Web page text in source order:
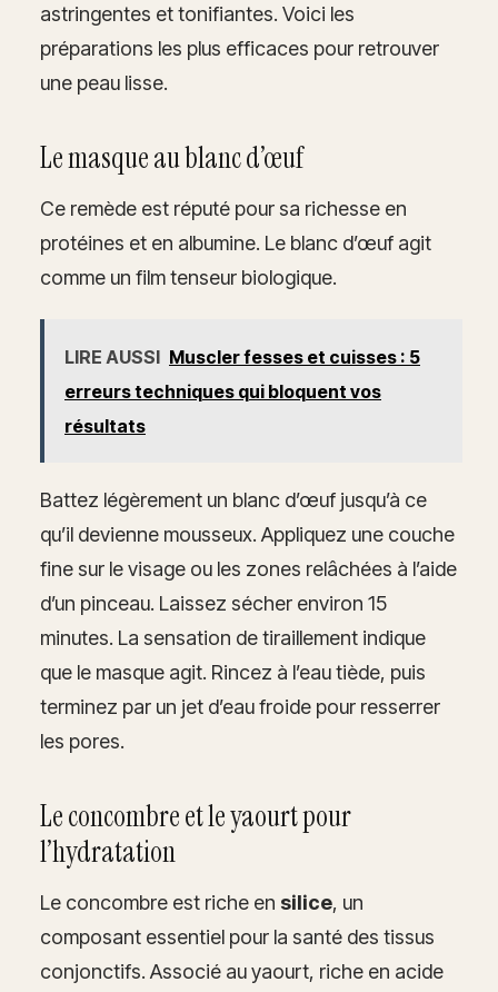
astringentes et tonifiantes. Voici les
préparations les plus efficaces pour retrouver
une peau lisse.
Le masque au blanc d’œuf
Ce remède est réputé pour sa richesse en
protéines et en albumine. Le blanc d’œuf agit
comme un film tenseur biologique.
LIRE AUSSI Muscler fesses et cuisses : 5
erreurs techniques qui bloquent vos
résultats
Battez légèrement un blanc d’œuf jusqu’à ce
qu’il devienne mousseux. Appliquez une couche
fine sur le visage ou les zones relâchées à l’aide
d’un pinceau. Laissez sécher environ 15
minutes. La sensation de tiraillement indique
que le masque agit. Rincez à l’eau tiède, puis
terminez par un jet d’eau froide pour resserrer
les pores.
Le concombre et le yaourt pour
l’hydratation
Le concombre est riche en silice, un
composant essentiel pour la santé des tissus
conjonctifs. Associé au yaourt, riche en acide